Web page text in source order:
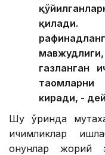
қилади.
газланган
киради, -
Шу ўринда
ичимликлар
қонунлар